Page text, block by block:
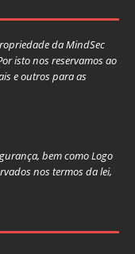
da MindSec
isto nos reservamos ao
e outros para as
bem como Logo
nos termos da lei,